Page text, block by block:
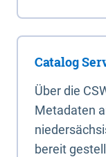
Catalog
Über die
Metadaten
bereit